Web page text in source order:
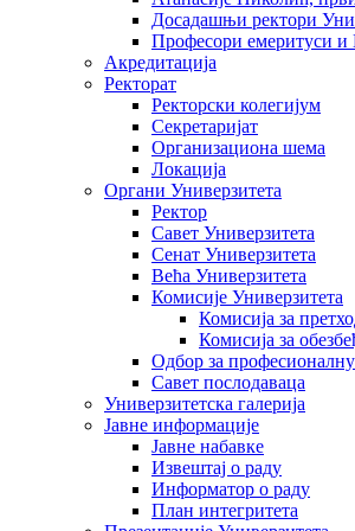
Досадашњи ректори
Професори емеритуси и
Акредитација
Ректорат
Ректорски колегијум
Секретаријат
Организациона шема
Локација
Органи Универзитета
Ректор
Савет Универзитета
Сенат Универзитета
Већа Универзитета
Комисије Универзитета
Комисија за
Комисија за
Одбор за
Савет послодаваца
Универзитетска галерија
Јавне информације
Јавне набавке
Извештај о раду
Информатор о раду
План интегритета